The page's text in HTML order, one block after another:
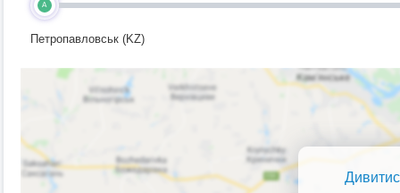
A
Петропавловськ (KZ)